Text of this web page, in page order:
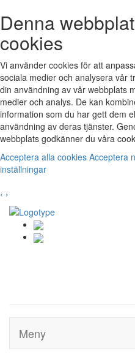
Denna
cookies
Vi använder cookies för att
sociala medier och analysera vår
din användning av vår webbplats
medier och analys. De kan
information som du har gett dem
användning av deras tjänster.
webbplats godkänner du våra
Acceptera alla cookies Acceptera
inställningar
‹ ›
Meny